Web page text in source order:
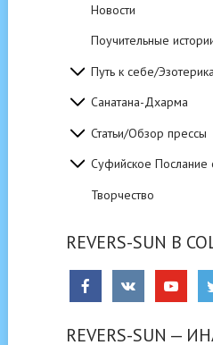
Новости
Поучительные
Путь к себе/Эзотерика
Санатана-Дхарма
Статьи/Обзор прессы
Суфийское
Творчество
REVERS-SUN В
REVERS-SUN —